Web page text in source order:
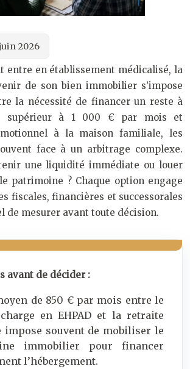
2026
entre en établissement médicalisé, la
de son bien immobilier s’impose
la nécessité de financer un reste à
supérieur à 1 000 € par mois et
à la maison familiale, les
face à un arbitrage complexe.
une liquidité immédiate ou louer
patrimoine ? Chaque option engage
fiscales, financières et successorales
de mesurer avant toute décision.
avant de décider :
de 850 € par mois entre le
en EHPAD et la retraite
impose souvent de mobiliser le
immobilier pour financer
l’hébergement.